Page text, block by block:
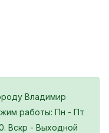
Владимир
работы: Пн - Пт
Вскр - Выходной